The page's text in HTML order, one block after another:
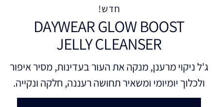
חדש!
DAYWEAR GLOW BOOST
JELLY CLEANSER
ג'ל ניקוי מרענן, מנקה את העור בעדינות, מסיר איפור
ולכלוך יומיומי ומשאיר תחושה רעננה, חלקה ונקייה.